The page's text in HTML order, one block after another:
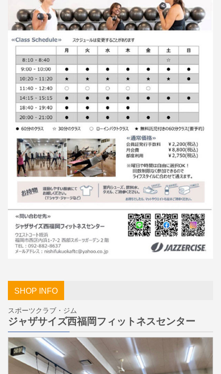
SHOP INFO
スポーツクラブ・ジム
ジャザサイズ西福岡フィットネスセンター